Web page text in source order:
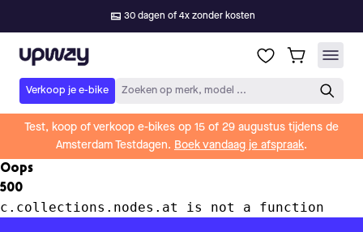
30 dagen of 4x zonder kosten
Upway
Verkoop je e-bike Zoeken op merk, model ...
Test, koop of verkoop e-bikes op 15 of 29 augustus tijdens de
Amsterdam Testdagen. Boek vandaag je afspraak.
Oops
500
c.collections.nodes.at is not a function